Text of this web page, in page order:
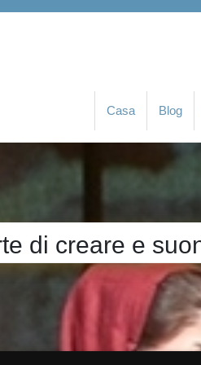
Casa Blog
di creare e